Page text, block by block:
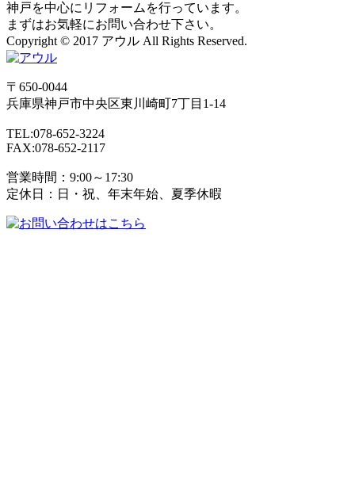
神戸を中心にリフォームを行っています。
まずはお気軽にお問い合わせ下さい。
Copyright © 2017 アウル All Rights Reserved.
〒650-0044
兵庫県神戸市中央区東川崎町7丁目1-14
TEL:078-652-3224
FAX:078-652-2117
営業時間：9:00～17:30
定休日：日・祝、年末年始、夏季休暇